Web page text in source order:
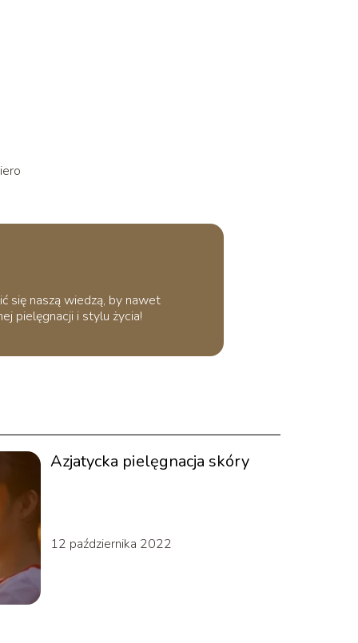
się naszą wiedzą, by nawet
pielęgnacji i stylu życia!
Azjatycka pielęgnacja skóry
12 października 2022